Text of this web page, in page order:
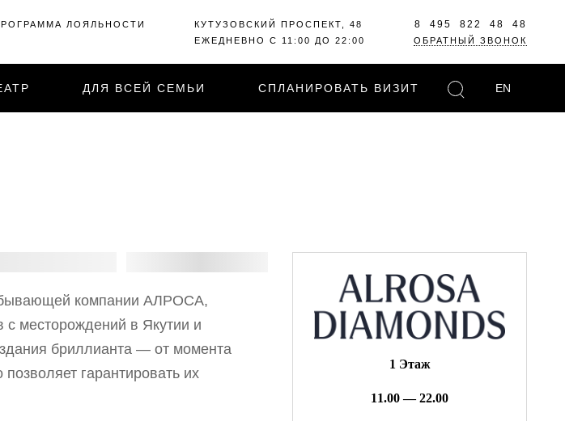
ЛОЯЛЬНОСТИ
КУТУЗОВСКИЙ ПРОСПЕКТ, 48
ЕЖЕДНЕВНО С 11:00 ДО 22:00
8 495 822 48 48
ОБРАТНЫЙ ЗВОНОК
ДЛЯ ВСЕЙ СЕМЬИ СПЛАНИРОВАТЬ ВИЗИТ EN
компании АЛРОСА,
с месторождений в Якутии и
бриллианта — от момента
гарантировать их
1 Этаж
11.00 — 22.00